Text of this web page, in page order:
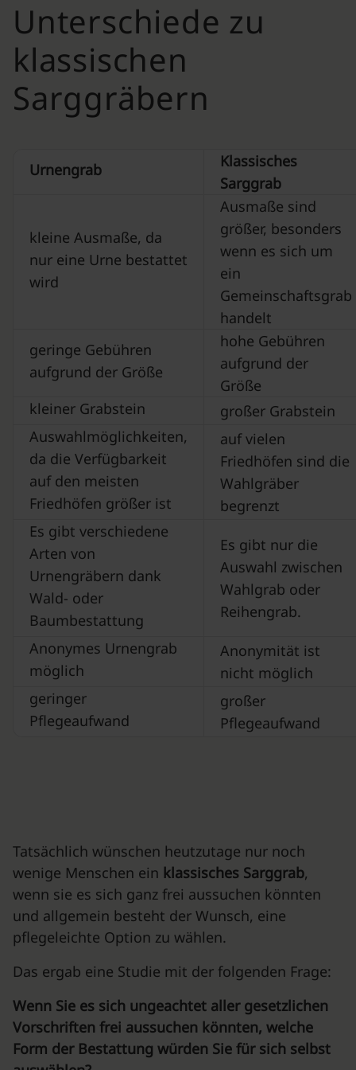
Unterschiede zu
klassischen
Sarggräbern
Urnengrab Klassisches
Sarggrab
kleine Ausmaße, da
nur eine Urne bestattet
wird
Ausmaße sind
größer, besonders
wenn es sich um
ein
Gemeinschaftsgrab
handelt
geringe Gebühren
aufgrund der Größe
hohe Gebühren
aufgrund der
Größe
kleiner Grabstein
großer Grabstein
Auswahlmöglichkeiten,
da die Verfügbarkeit
auf den meisten
Friedhöfen größer ist
auf vielen
Friedhöfen sind die
Wahlgräber
begrenzt
Es gibt verschiedene
Arten von
Urnengräbern dank
Wald- oder
Baumbestattung
Es gibt nur die
Auswahl zwischen
Wahlgrab oder
Reihengrab.
Anonymes Urnengrab
möglich
Anonymität ist
nicht möglich
geringer
Pflegeaufwand
großer
Pflegeaufwand
Tatsächlich wünschen heutzutage nur noch
wenige Menschen ein klassisches Sarggrab,
wenn sie es sich ganz frei aussuchen könnten
und allgemein besteht der Wunsch, eine
pflegeleichte Option zu wählen.
Das ergab eine Studie mit der folgenden Frage:
Wenn Sie es sich ungeachtet aller gesetzlichen
Vorschriften frei aussuchen könnten, welche
Form der Bestattung würden Sie für sich selbst